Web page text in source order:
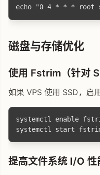
磁盘与存储优化
使用 Fstrim（针对
如果 VPS 使用 SSD，启
systemctl enable
提高文件系统 I/O 性